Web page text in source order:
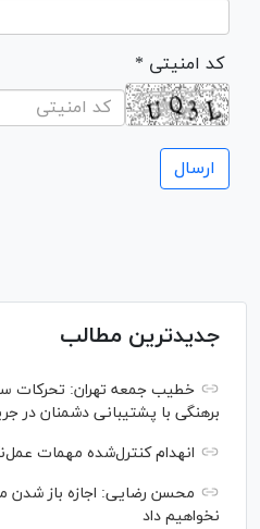
* کد امنیتی
جدیدترین مطالب
خطیب جمعه تهران: تحرکات
برهنگی با پشتیبانی دشمنان در
انهدام کنترل‌شده مهمات
محسن رضایی: اجازه باز شدن
نخواهیم داد